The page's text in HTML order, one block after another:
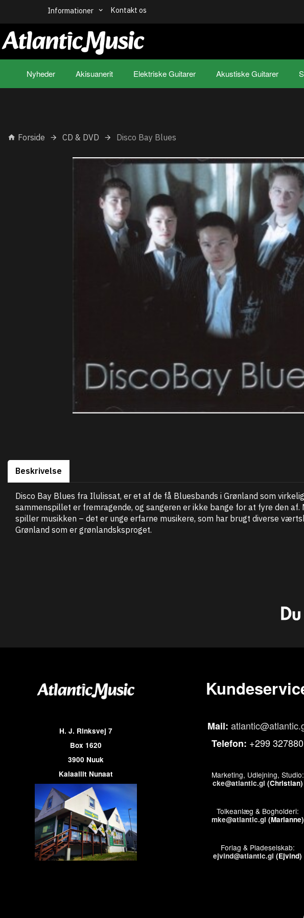
Informationer Kontakt os
Nyheder Akisuanerit Elektriske Guitarer Akustiske Guitarer
Forside CD & DVD Disco Bay Blues
Beskrivelse
Disco Bay Blues fra Ilulissat, er et af de få Bluesbands i Grønland som
sammenspillet er fremragende, og sangeren er ikke bange for at fyre den
spiller musikken – det er unge erfarne musikere, som har brugt diverse
Grønland som er grønlandsksproget.
H. J. Rinksvej 7
Box 1620
3900 Nuuk
Kalaallit Nunaat
Mail:
Telefon: +299 327880
Marketing, Udlejning, Studio:
cke@atlantic.gl (Christian)
Tolkeanlæg & Bogholderi:
mke@atlantic.gl (Marianne)
Forlag & Pladeselskab:
ejvind@atlantic.gl (Ejvind)